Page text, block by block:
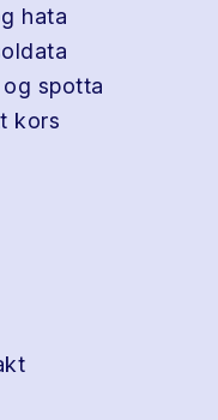
hata
spotta
kors